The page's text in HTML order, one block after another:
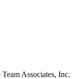
Associates, Inc.